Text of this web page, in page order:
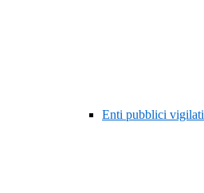
Enti pubblici vigilati